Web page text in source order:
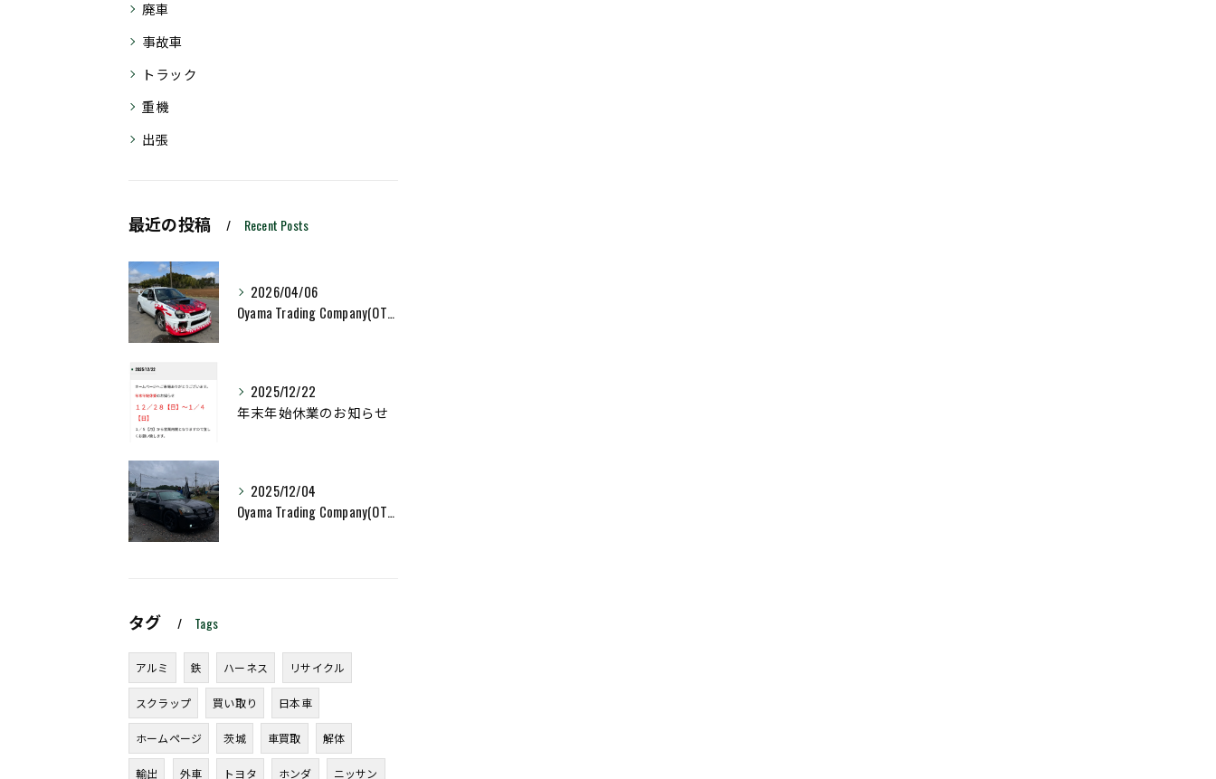
廃車
事故車
トラック
重機
出張
最近の投稿 Recent Posts
2026/04/06
Oyama Trading Company(OTC)
2025/12/22
年末年始休業のお知らせ
2025/12/04
Oyama Trading Company(OTC)
タグ Tags
アルミ 鉄 ハーネス リサイクル
スクラップ 買い取り 日本車
ホームページ 茨城 車買取 解体
輸出 外車 トヨタ ホンダ ニッサン